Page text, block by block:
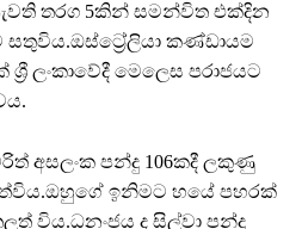
තරග 5කින් සමන්විත එක්දින
සතුවිය.ඔස්ට්‍රේලියා කණ්ඩායම
ලංකාවේදී මෙලෙස පරාජයට
අසලංක පන්දු 106කදී ලකුණු
ඉනිමට හයේ පහරක්
විය.ධනංජය ද සිල්වා පන්දු